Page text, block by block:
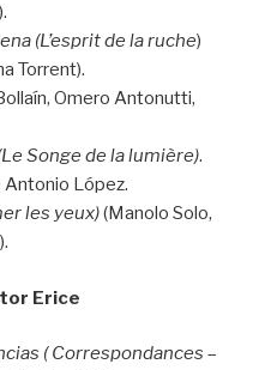
(L’esprit de la ruche)
Torrent).
Omero Antonutti,
Songe de la lumière).
Antonio López.
les yeux)(Manolo Solo,
Erice
( Correspondances –